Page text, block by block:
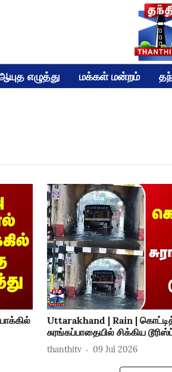
எழுத்து மக்கள் மன்றம்
Uttarakhand | Rain |
சுரங்கப்பாதையில் சிக்கிய
thanthitv 09 Jul 2026